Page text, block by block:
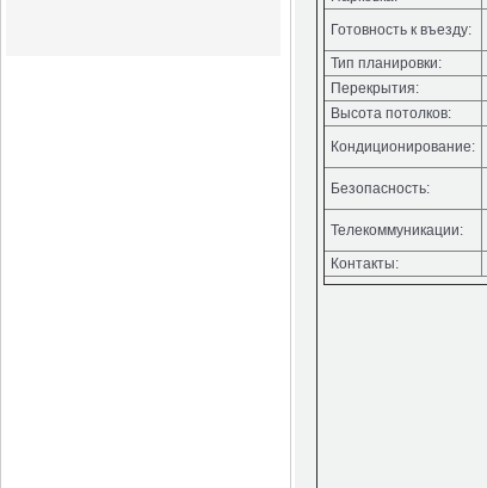
Готовность к въезду:
Тип планировки:
Перекрытия:
Высота потолков:
Кондиционирование:
Безопасность:
Телекоммуникации:
Контакты: